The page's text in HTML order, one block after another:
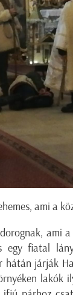
ami a
ami
egy fiatal
hátán járják
lakók